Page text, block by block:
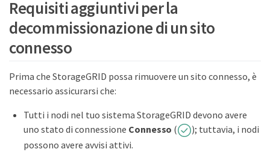
Requisiti aggiuntivi per la
decommissionazione di un sito
connesso
Prima che StorageGRID possa rimuovere un sito connesso, è
necessario assicurarsi che:
Tutti i nodi nel tuo sistema StorageGRID devono avere
uno stato di connessione Connesso (
); tuttavia, i nodi
possono avere avvisi attivi.